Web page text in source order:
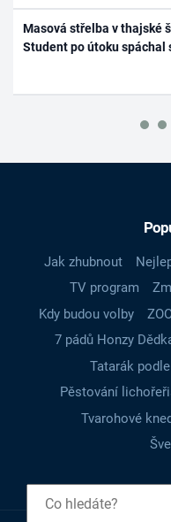
Masová střelba v thajské
Student po útoku spáchal
Jak zhubnout
TV program
Kdy budou volby
7 pádů Honzy
Tatarák
Pěstování
Tvarohové